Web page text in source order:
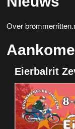
Over
Eierbalrit